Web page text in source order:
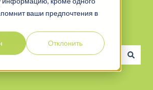
ваши предпочтения в
Отклонить
центр СОДИС Лаб
так как поле поиска